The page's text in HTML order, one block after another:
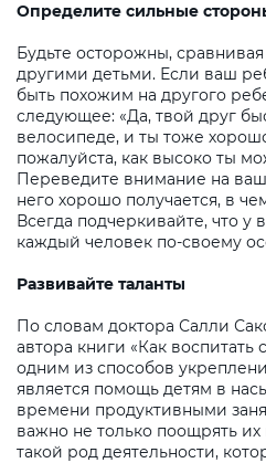
Определите сильные
Будьте осторожны,
другими детьми. Если ваш
быть похожим на другого
следующее: «Да, твой друг
велосипеде, и ты тоже
пожалуйста, как высоко ты
Переведите внимание на
него хорошо получается, в
Всегда подчеркивайте, что у
каждый человек по-своему
Развивайте таланты
По словам доктора Салли
автора книги «Как
одним из способов
является помощь детям в
времени продуктивными
важно не только поощрять
такой род деятельности,